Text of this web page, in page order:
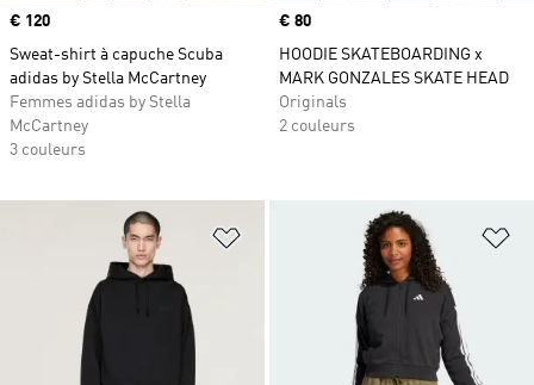
Prix
€ 120
Sweat-shirt à capuche Scuba
adidas by Stella McCartney
Femmes adidas by Stella
McCartney
3 couleurs
Prix
€ 80
HOODIE SKATEBOARDING x
MARK GONZALES SKATE HEAD
Originals
2 couleurs
Ajouter à la Liste de produits